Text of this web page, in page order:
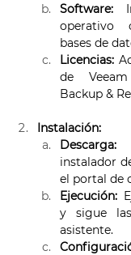
Software:
operativo
bases de
Licencias:
de
Backup &
Instalación:
Descarga:
instalador
el portal de
Ejecución:
y sigue
asistente.